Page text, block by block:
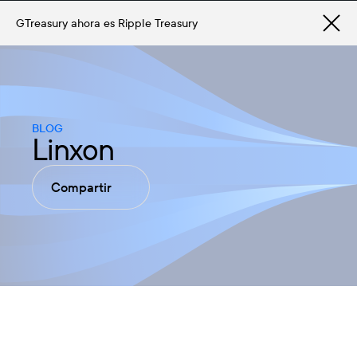
GTreasury ahora es Ripple Treasury
BLOG
Linxon
Compartir